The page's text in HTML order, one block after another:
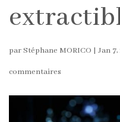
parStéphane MORICO | Jan 7,
commentaires